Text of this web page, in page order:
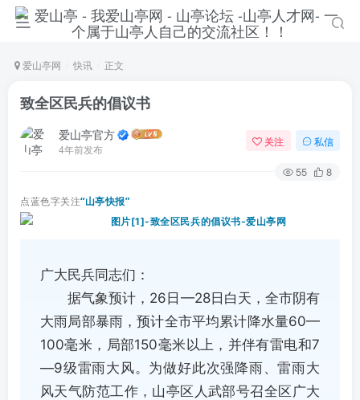
爱山亭网 快讯 正文
致全区民兵的倡议书
爱山亭官方
4年前发布
关注 私信
55 8
点蓝色字关注“山亭快报”
广大民兵同志们：
据气象预计，26日—28日白天，全市阴有
大雨局部暴雨，预计全市平均累计降水量60—
100毫米，局部150毫米以上，并伴有雷电和7
—9级雷雨大风。为做好此次强降雨、雷雨大
风天气防范工作，山亭区人武部号召全区广大